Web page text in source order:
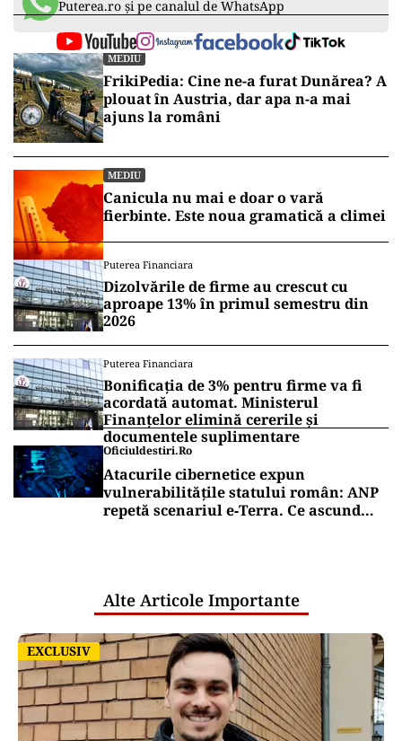
Puterea.ro și pe canalul de WhatsApp
MEDIU
FrikiPedia: Cine ne-a furat Dunărea? A
plouat în Austria, dar apa n-a mai
ajuns la români
MEDIU
Canicula nu mai e doar o vară
fierbinte. Este noua gramatică a climei
Puterea Financiara
Dizolvările de firme au crescut cu
aproape 13% în primul semestru din
2026
Puterea Financiara
Bonificația de 3% pentru firme va fi
acordată automat. Ministerul
Finanțelor elimină cererile și
documentele suplimentare
Oficiuldestiri.ro
Atacurile cibernetice expun
vulnerabilitățile statului român: ANP
repetă scenariul e‑Terra. Ce ascund
Alte Articole Importante
EXCLUSIV
EXCLUSIV